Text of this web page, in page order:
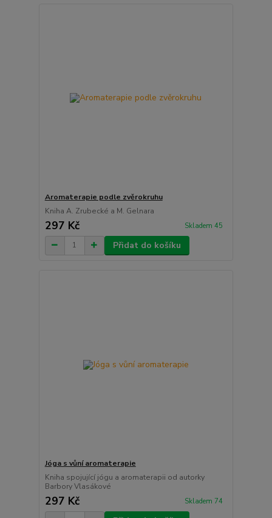
Aromaterapie podle zvěrokruhu
Kniha A. Zrubecké a M. Gelnara
297 Kč Skladem 45
Přidat do košíku
Jóga s vůní aromaterapie
Kniha spojující jógu a aromaterapii od autorky
Barbory Vlasákové
297 Kč Skladem 74